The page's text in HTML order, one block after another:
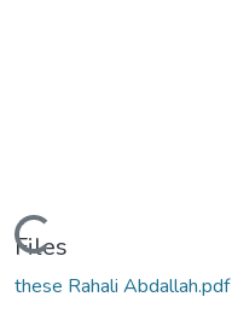
Loading...
Files
these Rahali Abdallah.pdf